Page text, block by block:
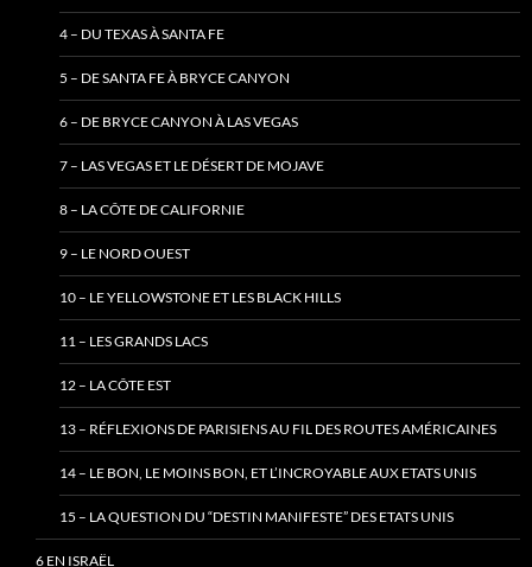
4 – DU TEXAS À SANTA FE
5 – DE SANTA FE À BRYCE CANYON
6 – DE BRYCE CANYON À LAS VEGAS
7 – LAS VEGAS ET LE DÉSERT DE MOJAVE
8 – LA CÔTE DE CALIFORNIE
9 – LE NORD OUEST
10 – LE YELLOWSTONE ET LES BLACK HILLS
11 – LES GRANDS LACS
12 – LA CÔTE EST
13 – RÉFLEXIONS DE PARISIENS AU FIL DES ROUTES AMÉRICAINES
14 – LE BON, LE MOINS BON, ET L’INCROYABLE AUX ETATS UNIS
15 – LA QUESTION DU “DESTIN MANIFESTE” DES ETATS UNIS
6 EN ISRAËL